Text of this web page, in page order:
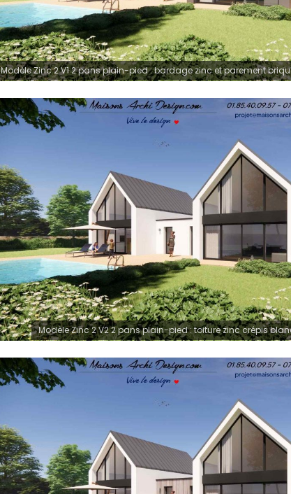
Modèle Zinc 2 V1 2 pans plain-pied : bardage zinc et parement
Modèle Zinc 2 V2 2 pans plain-pied : toiture zinc crépis